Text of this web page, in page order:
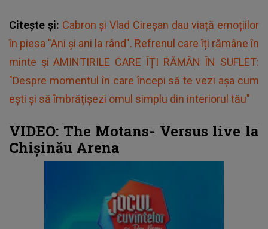
Citește și: Cabron și Vlad Cireșan dau viață emoțiilor
în piesa "Ani și ani la rând". Refrenul care îți rămâne în
minte și AMINTIRILE CARE ÎȚI RĂMÂN ÎN SUFLET:
"Despre momentul în care începi să te vezi așa cum
ești și să îmbrățișezi omul simplu din interiorul tău"
VIDEO: The Motans- Versus live la
Chișinău Arena